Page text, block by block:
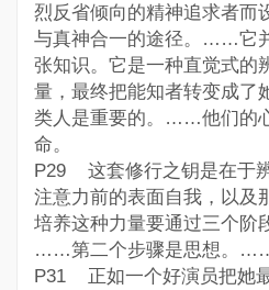
烈反省倾向的精神追求者而
与真神合一的途径。……它
张知识。它是一种直觉式的
量，最终把能知者转变成了
类人是重要的。……他们的
命。
P29 这套修行之钥是在于
注意力前的表面自我，以及
培养这种力量要通过三个阶
……第二个步骤是思想。
P31 正如一个好演员把她